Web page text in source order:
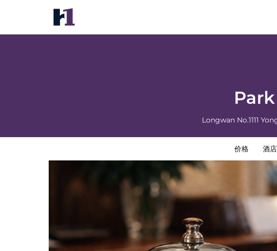
Longwan No.1111
价格 酒
Park Plaza Wenzhou
价格 酒店照片